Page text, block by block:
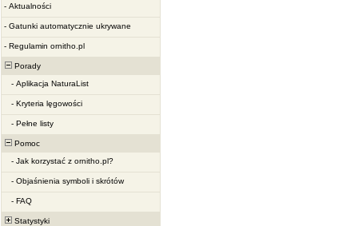
- Aktualności
- Gatunki automatycznie ukrywane
- Regulamin ornitho.pl
Porady
- Aplikacja NaturaList
- Kryteria lęgowości
- Pełne listy
Pomoc
- Jak korzystać z ornitho.pl?
- Objaśnienia symboli i skrótów
- FAQ
Statystyki